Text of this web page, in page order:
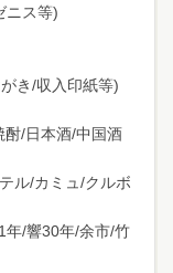
ニス等)
き/収入印紙等)
/日本酒/中国酒
ル/カミュ/クルボ
年/響30年/余市/竹